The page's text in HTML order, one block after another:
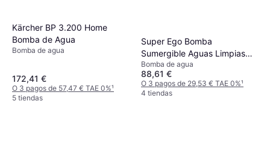
Kärcher BP 3.200 Home
Bomba de Agua
Bomba de agua
172,41 €
O 3 pagos de 57,47 € TAE 0%¹
5 tiendas
Super Ego Bomba
Sumergible Aguas Limpias
80W RP1400000
Bomba de agua
88,61 €
O 3 pagos de 29,53 € TAE 0%¹
4 tiendas